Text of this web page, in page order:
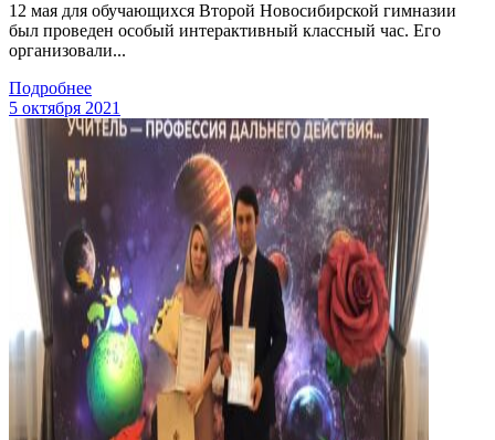
12 мая для обучающихся Второй Новосибирской гимназии
был проведен особый интерактивный классный час. Его
организовали...
Подробнее
5 октября 2021